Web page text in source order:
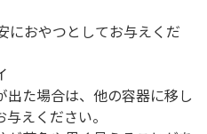
におやつとしてお与えくだ
出た場合は、他の容器に移し
えください。